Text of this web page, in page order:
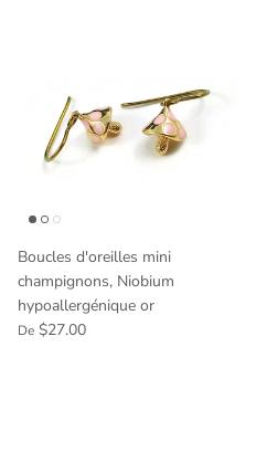
Boucles d'oreilles mini
champignons, Niobium
hypoallergénique or
De $27.00